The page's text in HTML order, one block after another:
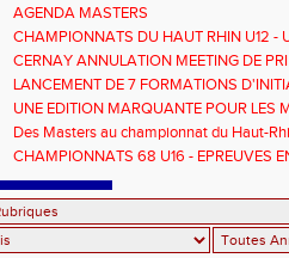
AGENDA MASTERS
CHAMPIONNATS DU HAUT RHIN U12 -
CERNAY ANNULATION MEETING DE
LANCEMENT DE 7 FORMATIONS
UNE EDITION MARQUANTE POUR LES
Des Masters au championnat du Haut-
CHAMPIONNATS 68 U16 - EPREUVES